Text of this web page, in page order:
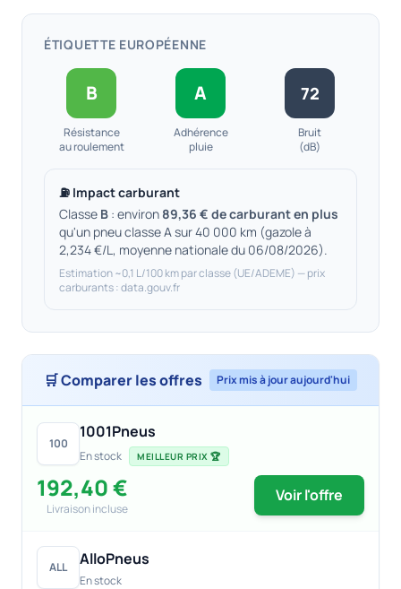
ÉTIQUETTE EUROPÉENNE
B
Résistance
au roulement
A
Adhérence
pluie
72
Bruit
(dB)
⛽ Impact carburant
Classe B : environ 89,36 € de carburant en plus
qu'un pneu classe A sur 40 000 km (gazole à
2,234 €/L, moyenne nationale du 06/08/2026).
Estimation ~0,1 L/100 km par classe (UE/ADEME) — prix
carburants : data.gouv.fr
🛒 Comparer les offres Prix mis à jour aujourd'hui
100
1001Pneus
En stock MEILLEUR PRIX 🏆
192,40 €
Livraison incluse
Voir l'offre
ALL AlloPneus
En stock